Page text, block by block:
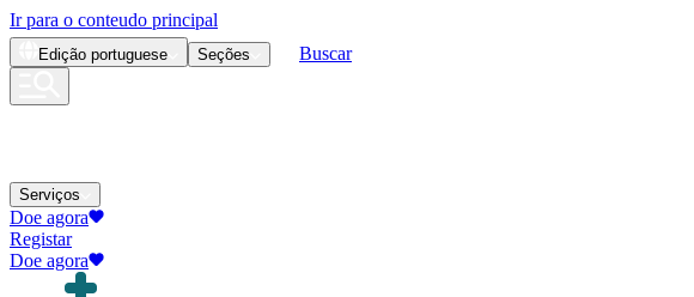
Ir para o conteudo principal
Edição portuguese Seções Buscar
Serviços
Doe agora
Registar
Doe agora